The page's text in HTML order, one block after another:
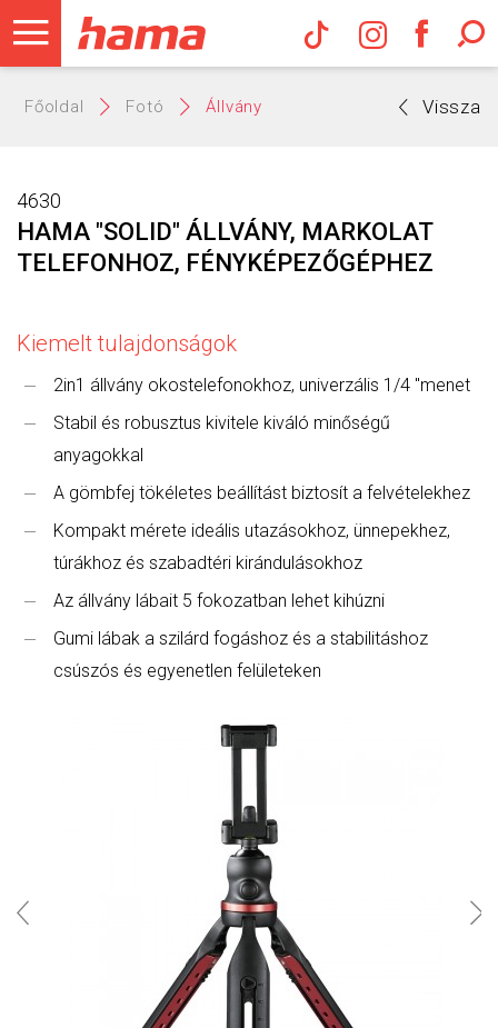
Hama
Főoldal Fotó Állvány Vissza
4630
HAMA "SOLID" ÁLLVÁNY, MARKOLAT
TELEFONHOZ, FÉNYKÉPEZŐGÉPHEZ
Kiemelt tulajdonságok
2in1 állvány okostelefonokhoz, univerzális 1/4 "menet
Stabil és robusztus kivitele kiváló minőségű
anyagokkal
A gömbfej tökéletes beállítást biztosít a felvételekhez
Kompakt mérete ideális utazásokhoz, ünnepekhez,
túrákhoz és szabadtéri kirándulásokhoz
Az állvány lábait 5 fokozatban lehet kihúzni
Gumi lábak a szilárd fogáshoz és a stabilitáshoz
csúszós és egyenetlen felületeken